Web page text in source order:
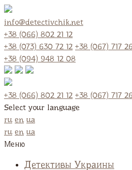
info@detectivchik.net
+38 (066) 802 21 12
+38 (073) 630 72 12 +38 (067) 717
+38 (094) 948 12 08
+38 (066) 802 21 12 +38 (067) 717
Select your language
ru en ua
ru en ua
Меню
Детективы Украины